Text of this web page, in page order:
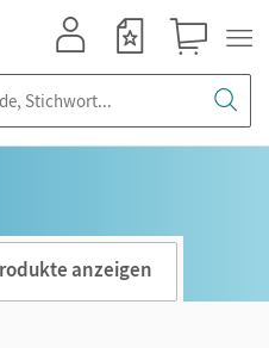
anzeigen